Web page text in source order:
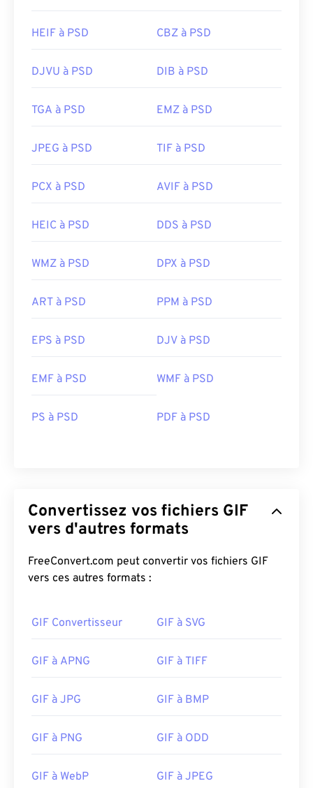
HEIF à PSD CBZ à PSD
DJVU à PSD DIB à PSD
TGA à PSD EMZ à PSD
JPEG à PSD TIF à PSD
PCX à PSD AVIF à PSD
HEIC à PSD DDS à PSD
WMZ à PSD DPX à PSD
ART à PSD PPM à PSD
EPS à PSD DJV à PSD
EMF à PSD WMF à PSD
PS à PSD PDF à PSD
Convertissez vos fichiers GIF
vers d'autres formats
FreeConvert.com peut convertir vos fichiers GIF
vers ces autres formats :
GIF Convertisseur GIF à SVG
GIF à APNG GIF à TIFF
GIF à JPG GIF à BMP
GIF à PNG GIF à ODD
GIF à WebP GIF à JPEG